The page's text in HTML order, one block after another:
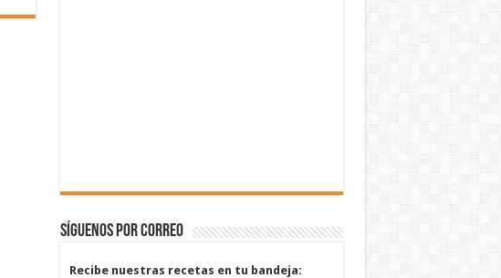
Síguenos por correo
Recibe nuestras recetas en tu bandeja: